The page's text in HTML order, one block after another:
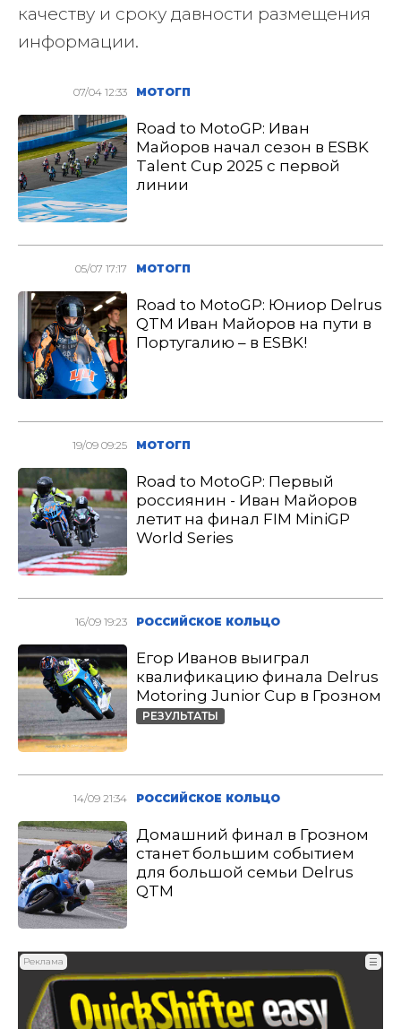
качеству и сроку давности размещения
информации.
07/04 12:33 МОТОГП
Road to MotoGP: Иван
Майоров начал сезон в ESBK
Talent Cup 2025 с первой
линии
05/07 17:17 МОТОГП
Road to MotoGP: Юниор Delrus
QTM Иван Майоров на пути в
Португалию – в ESBK!
19/09 09:25 МОТОГП
Road to MotoGP: Первый
россиянин - Иван Майоров
летит на финал FIM MiniGP
World Series
16/09 19:23 РОССИЙСКОЕ КОЛЬЦО
Егор Иванов выиграл
квалификацию финала Delrus
Motoring Junior Cup в Грозном
РЕЗУЛЬТАТЫ
14/09 21:34 РОССИЙСКОЕ КОЛЬЦО
Домашний финал в Грозном
станет большим событием
для большой семьи Delrus
QTM
Реклама ☰